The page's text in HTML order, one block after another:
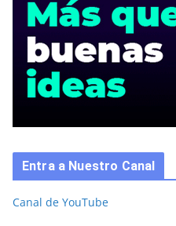
Entra a Nuestro Canal
Canal de YouTube